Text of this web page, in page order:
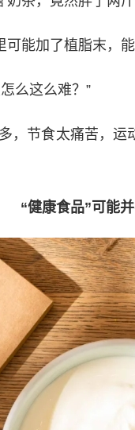
可能加了植脂末，
么这么难？”
，节食太痛苦，
“健康食品”可能